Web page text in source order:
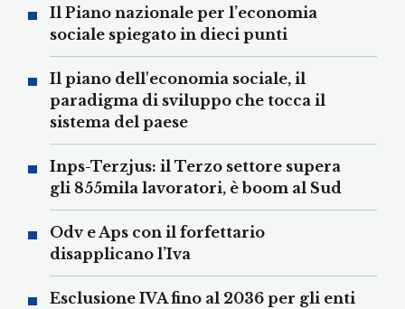
Il Piano nazionale per l’economia
sociale spiegato in dieci punti
Il piano dell'economia sociale, il
paradigma di sviluppo che tocca il
sistema del paese
Inps-Terzjus: il Terzo settore supera
gli 855mila lavoratori, è boom al Sud
Odv e Aps con il forfettario
disapplicano l’Iva
Esclusione IVA fino al 2036 per gli enti